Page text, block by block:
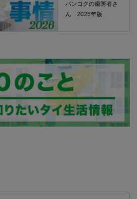
バンコクの歯医者さ
ん 2026年版